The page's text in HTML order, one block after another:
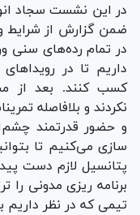
در این نشست سجاد
ضمن گزارش از شرایط
در تمام رده‌های سنی
داریم تا در
کسب کنند. بعد از
نکردند و بلافاصله
و‌ حضور قدرتمند
سازی می‌کنیم تا
پتانسیل لازم دست
برنامه ریزی مدونی را
تیمی که در نظر داریم